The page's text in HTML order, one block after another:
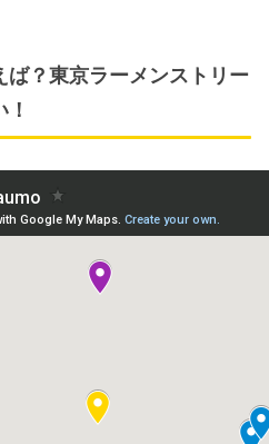
もたびたび取り上げてお
ば？東京ラーメンストリー